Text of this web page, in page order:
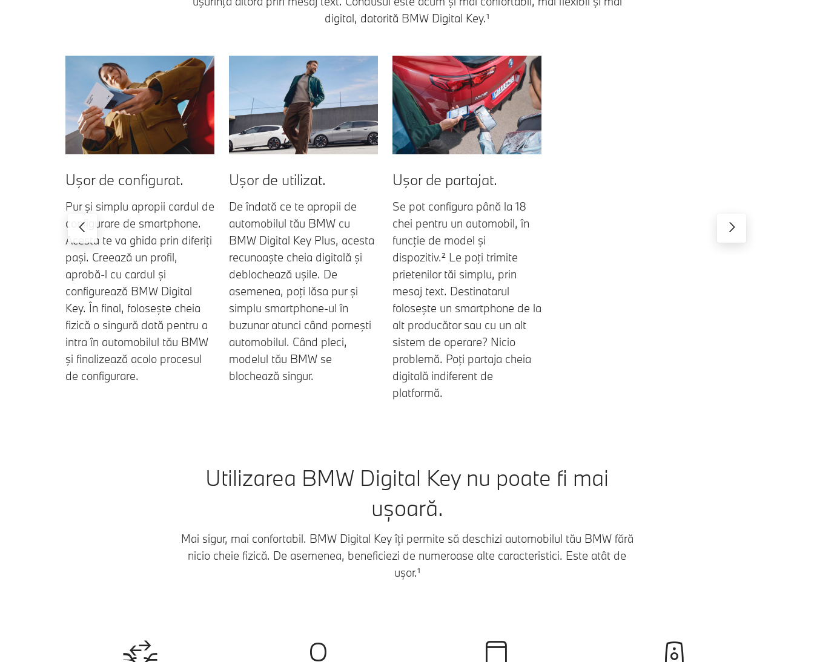
digital, datorită BMW Digital Key.¹
Uşor de configurat.
Pur şi simplu apropii cardul de
configurare de smartphone.
Acesta te va ghida prin diferiţi
paşi. Creează un profil,
aprobă-l cu cardul şi
configurează BMW Digital
Key. În final, foloseşte cheia
fizică o singură dată pentru a
intra în automobilul tău BMW
şi finalizează acolo procesul
de configurare.
Uşor de utilizat.
De îndată ce te apropii de
automobilul tău BMW cu
BMW Digital Key Plus, acesta
recunoaşte cheia digitală şi
deblochează uşile. De
asemenea, poţi lăsa pur şi
simplu smartphone-ul în
buzunar atunci când porneşti
automobilul. Când pleci,
modelul tău BMW se
blochează singur.
Uşor de partajat.
Se pot configura până la 18
chei pentru un automobil, în
funcţie de model şi
dispozitiv.² Le poţi trimite
prietenilor tăi simplu, prin
mesaj text. Destinatarul
foloseşte un smartphone de la
alt producător sau cu un alt
sistem de operare? Nicio
problemă. Poţi partaja cheia
digitală indiferent de
platformă.
Utilizarea BMW Digital Key nu poate fi mai
ușoară.
Mai sigur, mai confortabil. BMW Digital Key îți permite să deschizi automobilul tău BMW fără
nicio cheie fizică. De asemenea, beneficiezi de numeroase alte caracteristici. Este atât de
ușor.¹